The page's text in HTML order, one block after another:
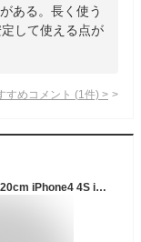
ある。長く使う
して使える点が
すめコメント (1 件) >
オーディオファン 30ピン Dockケーブル 短い 約20cm iPhone4 4S iPad iPod Dockコネクタ 対応 ホワイト 2点